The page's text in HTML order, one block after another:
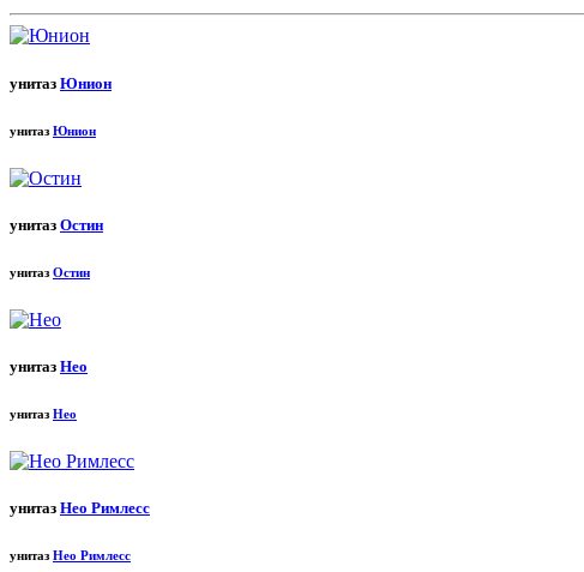
унитаз Юнион
унитазЮнион
унитаз Остин
унитазОстин
унитаз Нео
унитазНео
унитаз Нео Римлесс
унитазНео Римлесс